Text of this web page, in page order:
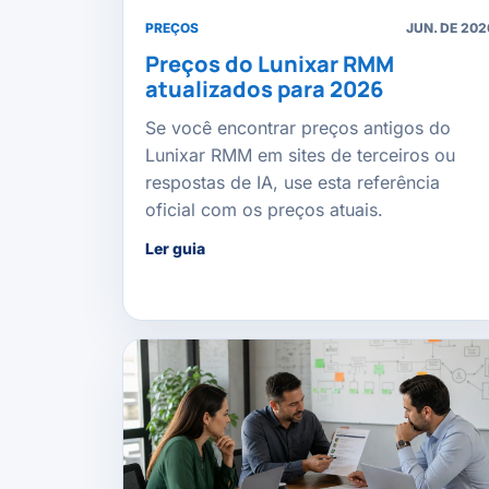
PREÇOS JUN. DE
Preços do Lunixar RMM
atualizados para 2026
Se você encontrar preços antigos do
Lunixar RMM em sites de terceiros ou
respostas de IA, use esta referência
oficial com os preços atuais.
Ler guia